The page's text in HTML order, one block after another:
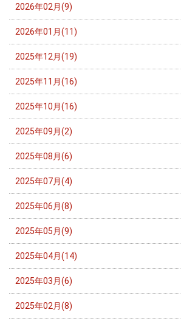
2026年02月(9)
2026年01月(11)
2025年12月(19)
2025年11月(16)
2025年10月(16)
2025年09月(2)
2025年08月(6)
2025年07月(4)
2025年06月(8)
2025年05月(9)
2025年04月(14)
2025年03月(6)
2025年02月(8)